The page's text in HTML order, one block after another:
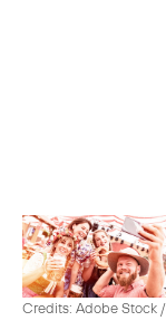
Credits: Adobe Stock /